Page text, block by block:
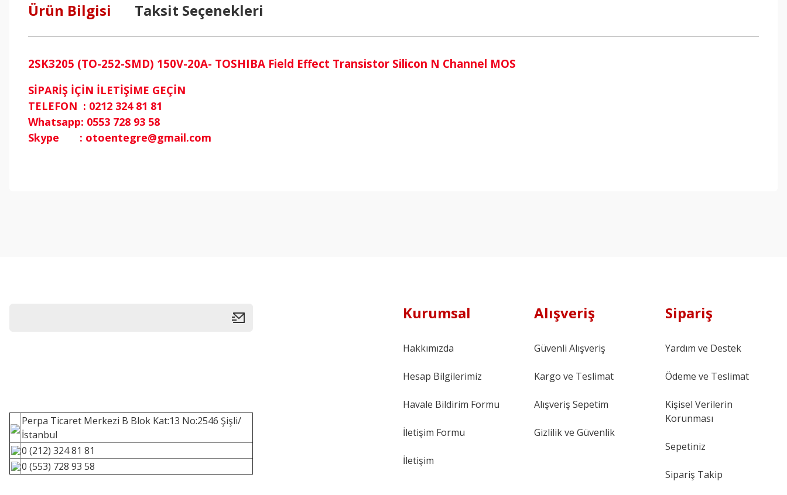
Ürün Bilgisi Taksit Seçenekleri
2SK3205 (TO-252-SMD) 150V-20A- TOSHIBA Field Effect Transistor Silicon N Channel MOS
SİPARİŞ İÇİN İLETİŞİME GEÇİN
TELEFON : 0212 324 81 81
Whatsapp: 0553 728 93 58
Skype : otoentegre@gmail.com
Perpa Ticaret Merkezi B Blok Kat:13 No:2546 Şişli/
İstanbul
0 (212) 324 81 81
0 (553) 728 93 58
Kurumsal
Hakkımızda
Hesap Bilgilerimiz
Havale Bildirim Formu
İletişim Formu
İletişim
Alışveriş
Güvenli Alışveriş
Kargo ve Teslimat
Alışveriş Sepetim
Gizlilik ve Güvenlik
Sipariş
Yardım ve Destek
Ödeme ve Teslimat
Kişisel Verilerin
Korunması
Sepetiniz
Sipariş Takip